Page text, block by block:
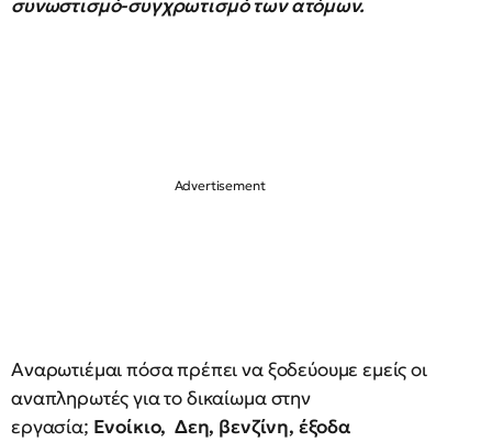
συνωστισμό-συγχρωτισμό των ατόμων.
Αναρωτιέμαι πόσα πρέπει να ξοδεύουμε εμείς οι
αναπληρωτές για το δικαίωμα στην
εργασία; Ενοίκιο, Δεη, βενζίνη, έξοδα